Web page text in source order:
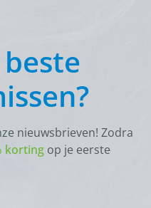
nieuwsbrieven! Zodra
korting op je eerste